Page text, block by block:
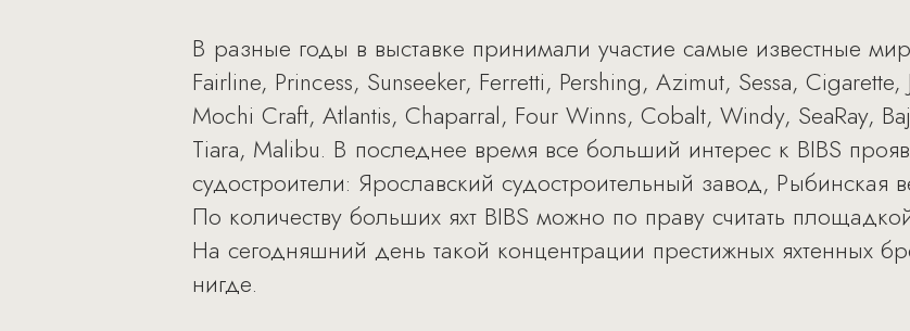
В разные годы в выставке принимали участие самые известные
Fairline, Princess, Sunseeker, Ferretti, Pershing, Azimut, Sessa,
Mochi Craft, Atlantis, Chaparral, Four Winns, Сobalt, Windy, SeaRay,
Tiara, Malibu. В последнее время все больший интерес к BIBS
судостроители: Ярославский судостроительный завод, Рыбинская
По количеству больших яхт BIBS можно по праву считать
На сегодняшний день такой концентрации престижных яхтенных
нигде.